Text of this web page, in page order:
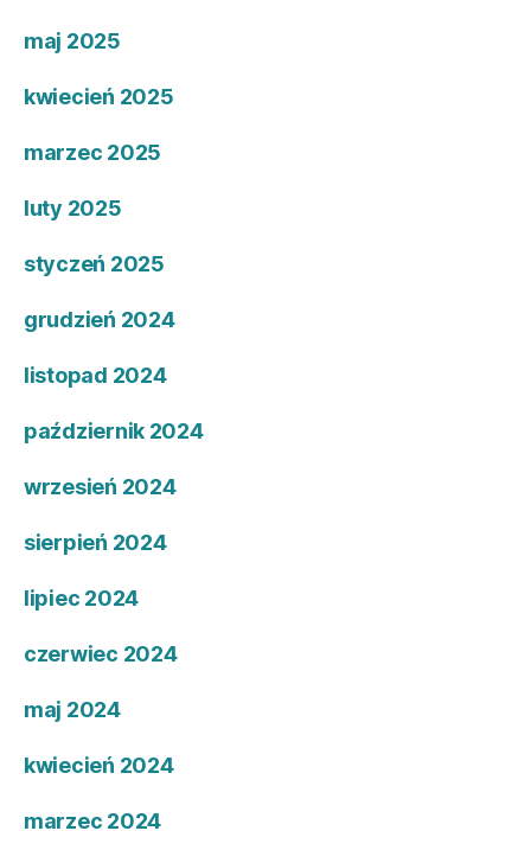
maj 2025
kwiecień 2025
marzec 2025
luty 2025
styczeń 2025
grudzień 2024
listopad 2024
październik 2024
wrzesień 2024
sierpień 2024
lipiec 2024
czerwiec 2024
maj 2024
kwiecień 2024
marzec 2024